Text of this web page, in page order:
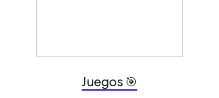
Juegos 🎯